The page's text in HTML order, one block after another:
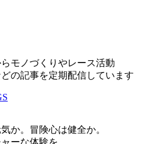
モノづくりやレース活動
どの記事を定期配信しています
か。冒険心は健全か。
ーな体験を